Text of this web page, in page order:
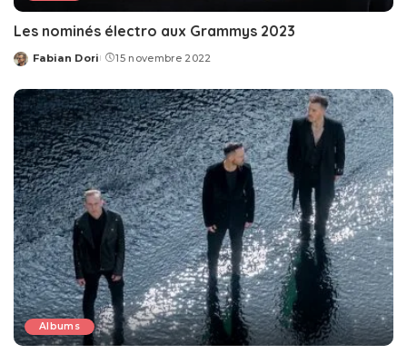
Les nominés électro aux Grammys 2023
Posted
Fabian Dori 15 novembre 2022
Albums